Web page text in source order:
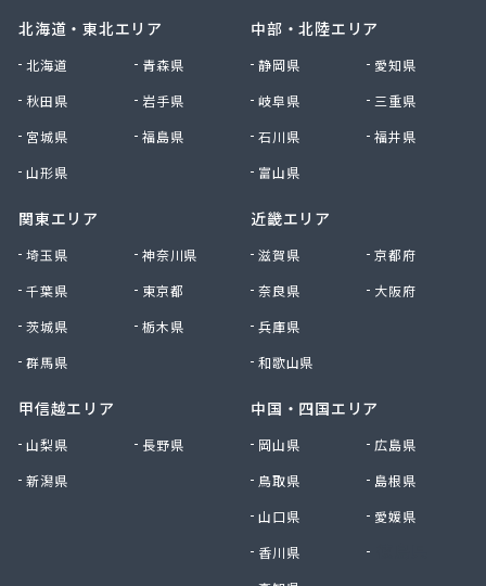
株式会社小林本店
株式会社小林本店稲沢店
株式会社松村プロパン部
株式会社新東
株式会社森上製油所
株式会社杉浦林産給油所
株式会社清川商店
株式会社青木サービス
株式会社石川鉄沖商店
株式会社石泰商会
株式会社鷹羽商店
株式会社中部燃料
株式会社土川油店 L.P.G充填所
北海道・東北エリア
北海道
青森県
秋田県
岩手県
宮城県
福島県
山形県
関東エリア
埼玉県
神奈川県
千葉県
東京都
茨城県
栃木県
群馬県
甲信越エリア
山梨県
長野県
新潟県
中部・北陸エリア
静岡県
愛知県
岐阜県
三重県
石川県
福井県
富山県
近畿エリア
滋賀県
京都府
奈良県
大阪府
兵庫県
和歌山県
中国・四国エリア
岡山県
広島県
鳥取県
島根県
山口県
愛媛県
香川県